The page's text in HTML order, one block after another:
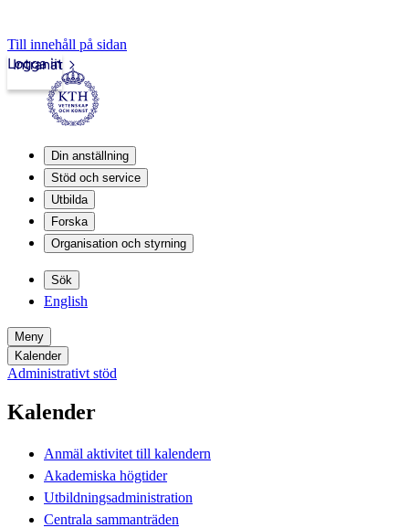
Till innehåll på sidan
Intranät
Logga in
Din anställning
Stöd och service
Utbilda
Forska
Organisation och styrning
Sök
English
Meny
Kalender
Administrativt stöd
Kalender
Anmäl aktivitet till kalendern
Akademiska högtider
Utbildningsadministration
Centrala sammanträden